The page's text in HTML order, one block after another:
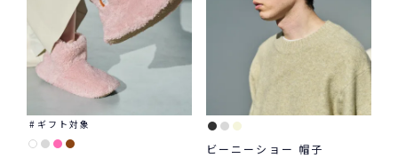
ギフト対象
ビーニーショー 帽子